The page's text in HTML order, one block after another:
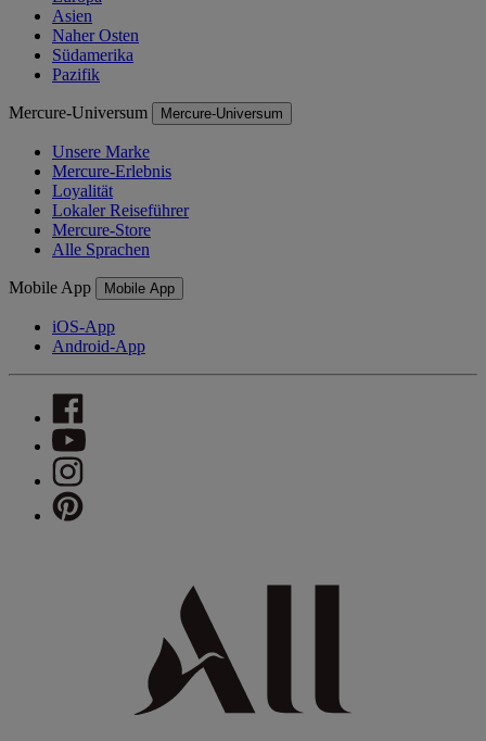
Asien
Naher Osten
Südamerika
Pazifik
Mercure-Universum Mercure-Universum
Unsere Marke
Mercure-Erlebnis
Loyalität
Lokaler Reiseführer
Mercure-Store
Alle Sprachen
Mobile App Mobile App
iOS-App
Android-App